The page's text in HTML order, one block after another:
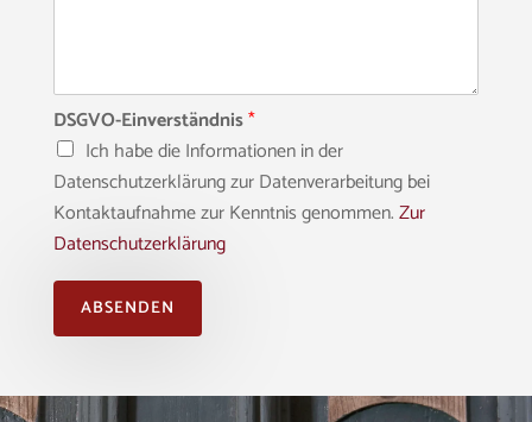
DSGVO-Einverständnis*
Ich habe die Informationen in der
Datenschutzerklärung zur Datenverarbeitung bei
Kontaktaufnahme zur Kenntnis genommen.Zur
Datenschutzerklärung
ABSENDEN